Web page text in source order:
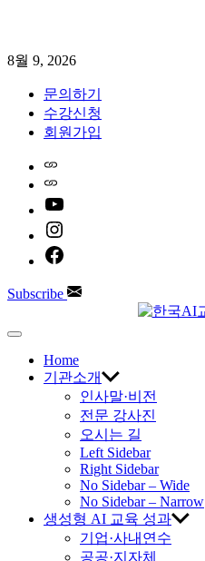
Skip
content
8월 9, 2026
문의하기
수강신청
회원가입
Subscribe
한
국
진
Off
CanvasHome
기관소개
인사말·비전
전문 강사진
오시는 길
Left Sidebar
Right Sidebar
No Sidebar – Wide
No Sidebar – Narrow
생성형 AI 교육 성과
기업·사내연수
공공·지자체